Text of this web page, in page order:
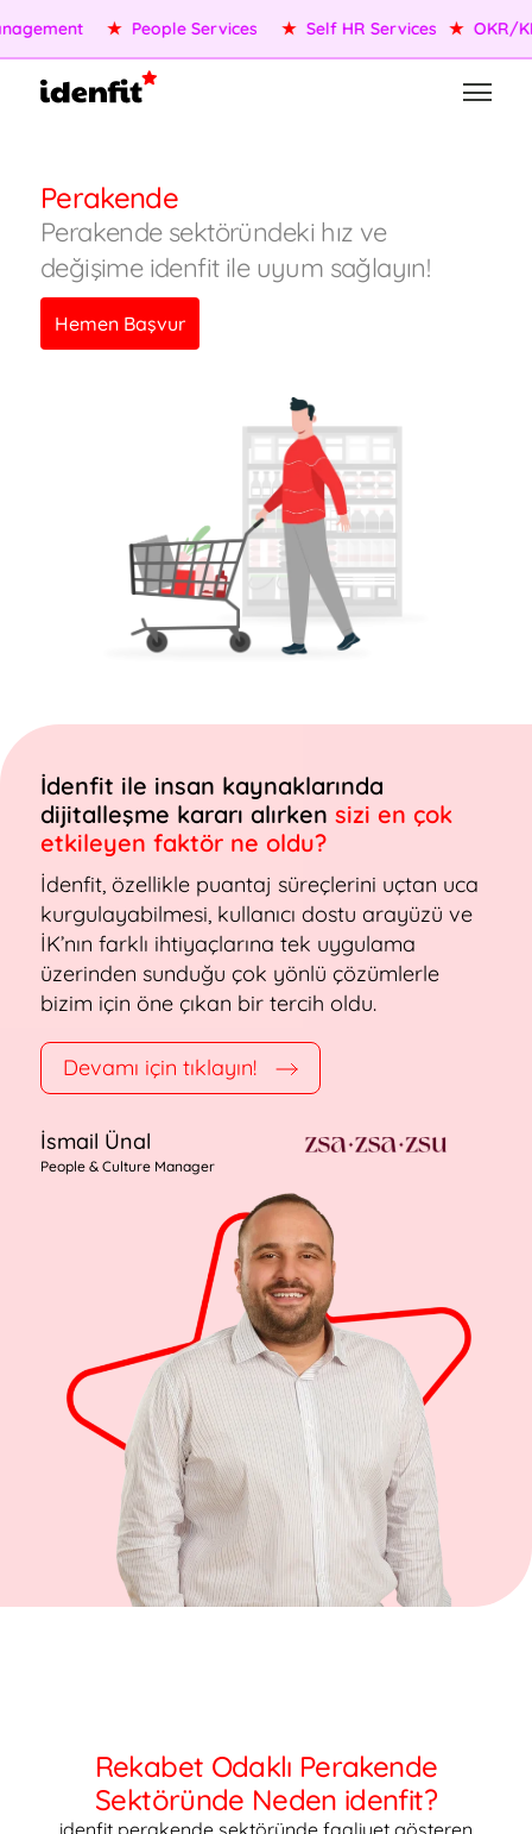
People Services Self HR Services ★ OKR/KPI
Perakende
Perakende sektöründeki hız ve
değişime idenfit ile uyum sağlayın!
Hemen Başvur
İdenfit ile insan kaynaklarında
dijitalleşme kararı alırken sizi en çok
etkileyen faktör ne oldu?
İdenfit, özellikle puantaj süreçlerini uçtan uca
kurgulayabilmesi, kullanıcı dostu arayüzü ve
İK’nın farklı ihtiyaçlarına tek uygulama
üzerinden sunduğu çok yönlü çözümlerle
bizim için öne çıkan bir tercih oldu.
Devamı için tıklayın!
İsmail Ünal
People & Culture Manager
Rekabet Odaklı Perakende
Sektöründe Neden idenfit?